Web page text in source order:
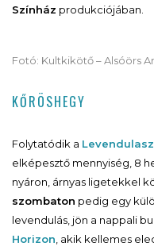
Színház produkciójában.
Fotó: Kultkikötő – Alsóörs
KŐRÖSHEGY
Folytatódik a
elképesztő mennyiség, 8
nyáron, árnyas ligetekkel
szombaton pedig egy
levendulás, jön a nappali
Horizon , akik kellemes